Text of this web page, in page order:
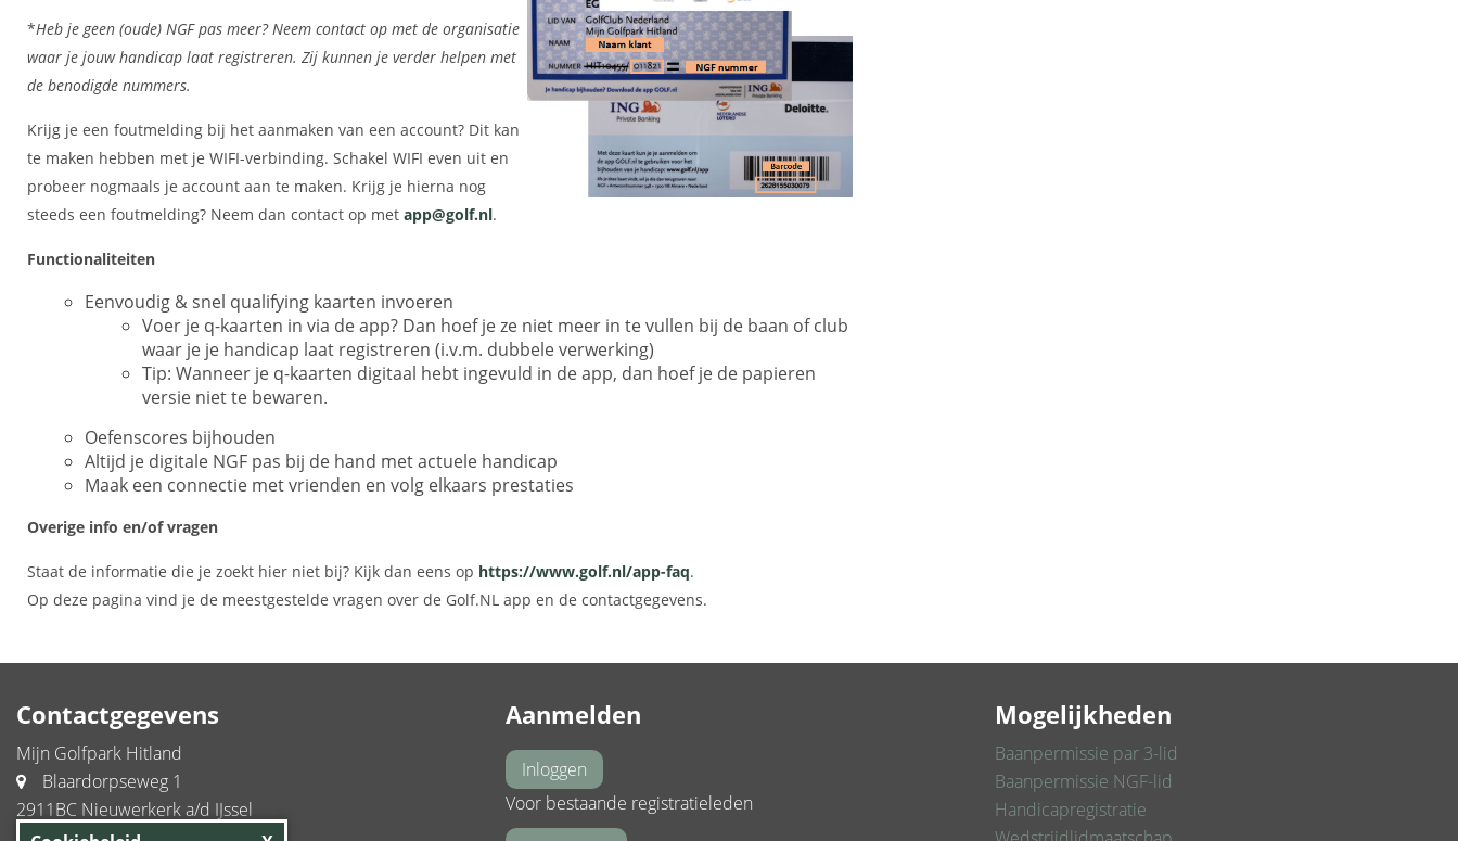
*Heb je geen (oude) NGF pas meer? Neem contact op met de organisatie
waar je jouw handicap laat registreren. Zij kunnen je verder helpen met
de benodigde nummers.
Krijg je een foutmelding bij het aanmaken van een account? Dit kan
te maken hebben met je WIFI-verbinding. Schakel WIFI even uit en
probeer nogmaals je account aan te maken. Krijg je hierna nog
steeds een foutmelding? Neem dan contact op met app@golf.nl.
Functionaliteiten
Eenvoudig & snel qualifying kaarten invoeren
Voer je q-kaarten in via de app? Dan hoef je ze niet meer in te vullen bij de baan of club
waar je je handicap laat registreren (i.v.m. dubbele verwerking)
Tip: Wanneer je q-kaarten digitaal hebt ingevuld in de app, dan hoef je de papieren
versie niet te bewaren.
Oefenscores bijhouden
Altijd je digitale NGF pas bij de hand met actuele handicap
Maak een connectie met vrienden en volg elkaars prestaties
Overige info en/of vragen
Staat de informatie die je zoekt hier niet bij? Kijk dan eens op https://www.golf.nl/app-faq.
Op deze pagina vind je de meestgestelde vragen over de Golf.NL app en de contactgegevens.
Contactgegevens
Mijn Golfpark Hitland
Blaardorpseweg 1
2911BC Nieuwerkerk a/d IJssel
Aanmelden
Inloggen
Voor bestaande registratieleden
Mogelijkheden
Baanpermissie par 3-lid
Baanpermissie NGF-lid
Handicapregistratie